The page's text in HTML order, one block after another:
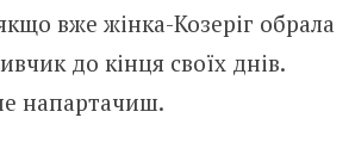
вже жінка-Козеріг обрала
до кінця своїх днів.
напартачиш.